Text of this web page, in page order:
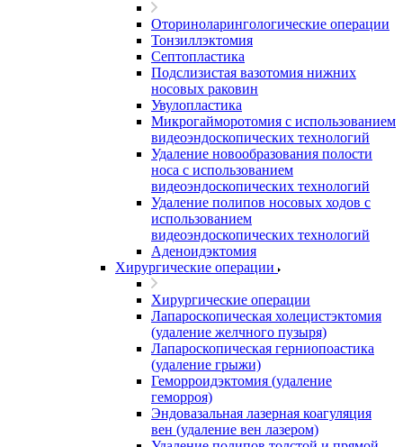
Оториноларингологические операции
Тонзиллэктомия
Септопластика
Подслизистая вазотомия нижних
носовых раковин
Увулопластика
Микрогайморотомия с использованием
видеоэндоскопических технологий
Удаление новообразования полости
носа с использованием
видеоэндоскопических технологий
Удаление полипов носовых ходов с
использованием
видеоэндоскопических технологий
Аденоидэктомия
Хирургические операции
Хирургические операции
Лапароскопическая холецистэктомия
(удаление желчного пузыря)
Лапароскопическая герниопоастика
(удаление грыжи)
Геморроидэктомия (удаление
геморроя)
Эндовазальная лазерная коагуляция
вен (удаление вен лазером)